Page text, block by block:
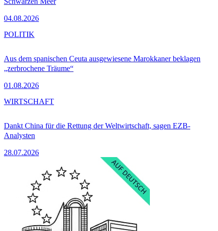
04.08.2026
Aus dem spanischen Ceuta ausgewiesene Marokkaner beklagen
„zerbrochene Träume“
01.08.2026
POLITIK
Dankt China für die Rettung der Weltwirtschaft, sagen EZB-
Analysten
28.07.2026
WIRTSCHAFT